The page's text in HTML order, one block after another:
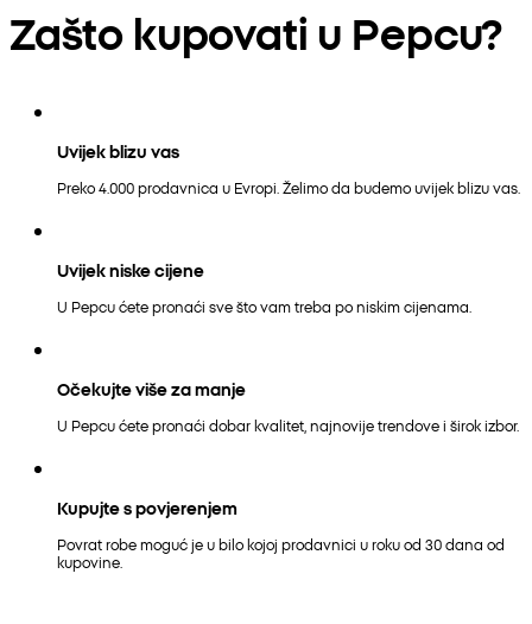
Zašto kupovati u Pepcu?
Uvijek blizu vas
Preko 4.000 prodavnica u Evropi. Želimo da budemo uvijek blizu vas.
Uvijek niske cijene
U Pepcu ćete pronaći sve što vam treba po niskim cijenama.
Očekujte više za manje
U Pepcu ćete pronaći dobar kvalitet, najnovije trendove i širok izbor.
Kupujte s povjerenjem
Povrat robe moguć je u bilo kojoj prodavnici u roku od 30 dana od
kupovine.